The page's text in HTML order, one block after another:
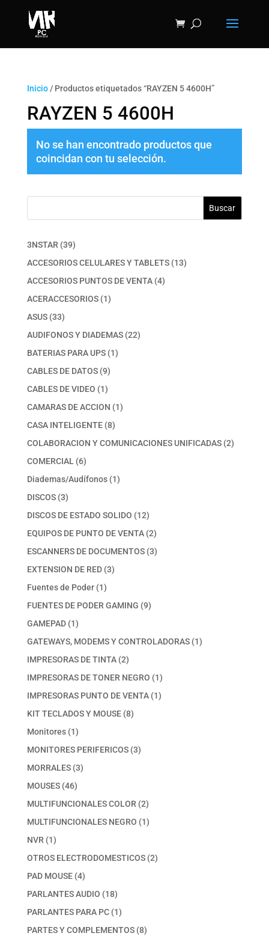
Inicio/ Productos etiquetados “RAYZEN 5 4600H”
RAYZEN 5 4600H
No se han encontrado productos que
coincidan con tu selección.
Buscar
3NSTAR 3939
productos
ACCESORIOS CELULARES Y TABLETS 1313
ACCESORIOS PUNTOS DE VENTA 44
ACERACCESORIOS 11
ASUS 3333
productos
AUDIFONOS Y DIADEMAS 2222
BATERIAS PARA UPS 11
CABLES DE DATOS 99
productos
CABLES DE VIDEO 11
producto
CAMARAS DE ACCION 11
CASA INTELIGENTE 88
productos
COLABORACION Y COMUNICACIONES UNIFICADAS 22
COMERCIAL 66
productos
Diademas/Audífonos 11
DISCOS 33
productos
DISCOS DE ESTADO SOLIDO 1212
productos
EQUIPOS DE PUNTO DE VENTA 22
productos
ESCANNERS DE DOCUMENTOS 33
EXTENSION DE RED 33
Fuentes de Poder 11
producto
FUENTES DE PODER GAMING 99
GAMEPAD 11
producto
GATEWAYS, MODEMS Y CONTROLADORAS 11
IMPRESORAS DE TINTA 22
productos
IMPRESORAS DE TONER NEGRO 11
producto
IMPRESORAS PUNTO DE VENTA 11
KIT TECLADOS Y MOUSE 88
Monitores 11
producto
MONITORES PERIFERICOS 33
MORRALES 33
MOUSES 4646
productos
MULTIFUNCIONALES COLOR 22
productos
MULTIFUNCIONALES NEGRO 11
NVR 11
producto
OTROS ELECTRODOMESTICOS 22
PAD MOUSE 44
productos
PARLANTES AUDIO 1818
productos
PARLANTES PARA PC 11
producto
PARTES Y COMPLEMENTOS 88